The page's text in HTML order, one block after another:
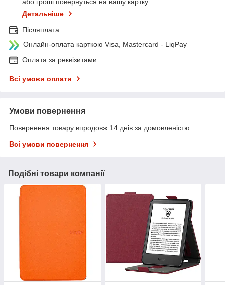
або гроші повернуться на вашу картку
Детальніше
Післяплата
Онлайн-оплата карткою Visa, Mastercard - LiqPay
Оплата за реквізитами
Всі умови оплати
Умови повернення
Повернення товару впродовж 14 днів за домовленістю
Всі умови повернення
Подібні товари компанії